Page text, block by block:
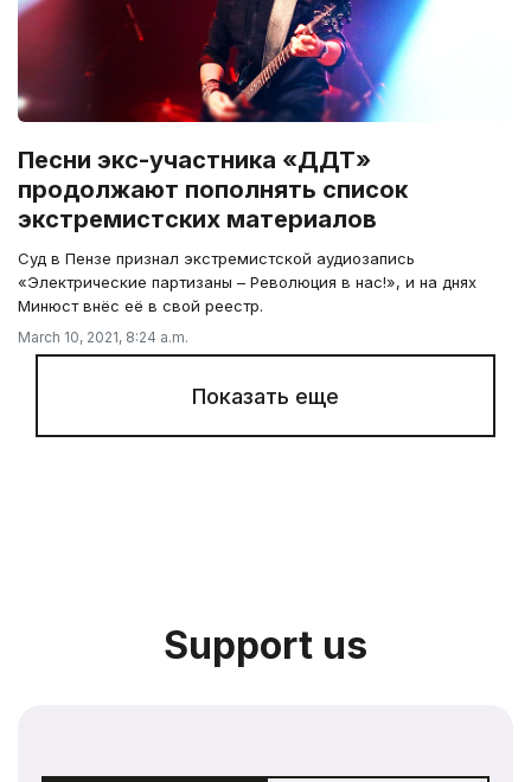
Песни экс-участника «ДДТ»
продолжают пополнять список
экстремистских материалов
Суд в Пензе признал экстремистской аудиозапись
«Электрические партизаны – Революция в нас!», и на днях
Минюст внёс её в свой реестр.
March 10, 2021, 8:24 a.m.
Показать еще
Support us